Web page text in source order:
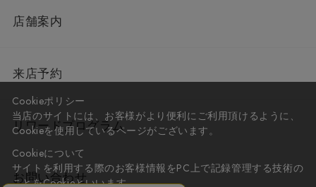
店舗案内
来店予約
リワードプログラム
お問い合わせ
Cookieポリシー
当店のサイトには、お客様がより便利にご利用頂けるように、
Cookieを使用しているページがございます。
Cookieについて
サイトを利用する際のお客様情報をPC上で記録管理する技術の
ことをCookieといいます。